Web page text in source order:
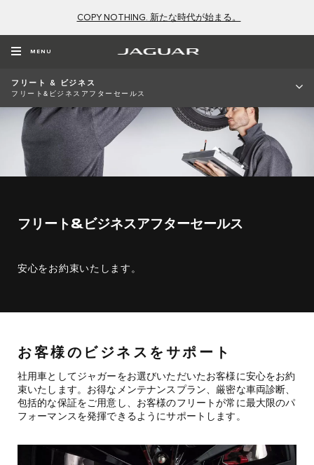
COPY NOTHING. 新たな時代が始まる。
MENU
フリート & ビジネス
フリート&ビジネスアフターセールス
フリート&ビジネスアフターセールス
安心をお約束いたします。
お客様のビジネスをサポート
社用車としてジャガーをお選びいただいたお客様に安心をお約
束いたします。お得なメンテナンスプラン、厳密な車両診断、
包括的な保証をご用意し、お客様のフリートが常に最大限のパ
フォーマンスを発揮できるようにサポートします。